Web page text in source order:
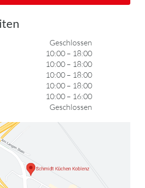
Geschlossen
10:00 – 18:00
10:00 – 18:00
10:00 – 18:00
10:00 – 18:00
10:00 – 16:00
Geschlossen